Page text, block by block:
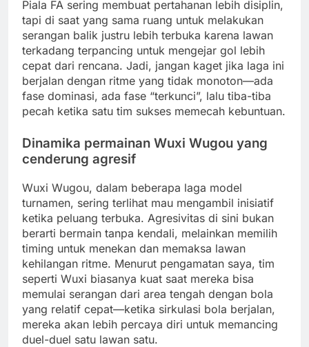
Piala FA sering membuat pertahanan lebih disiplin,
tapi di saat yang sama ruang untuk melakukan
serangan balik justru lebih terbuka karena lawan
terkadang terpancing untuk mengejar gol lebih
cepat dari rencana. Jadi, jangan kaget jika laga ini
berjalan dengan ritme yang tidak monoton—ada
fase dominasi, ada fase “terkunci”, lalu tiba-tiba
pecah ketika satu tim sukses memecah kebuntuan.
Dinamika permainan Wuxi Wugou yang
cenderung agresif
Wuxi Wugou, dalam beberapa laga model
turnamen, sering terlihat mau mengambil inisiatif
ketika peluang terbuka. Agresivitas di sini bukan
berarti bermain tanpa kendali, melainkan memilih
timing untuk menekan dan memaksa lawan
kehilangan ritme. Menurut pengamatan saya, tim
seperti Wuxi biasanya kuat saat mereka bisa
memulai serangan dari area tengah dengan bola
yang relatif cepat—ketika sirkulasi bola berjalan,
mereka akan lebih percaya diri untuk memancing
duel-duel satu lawan satu.